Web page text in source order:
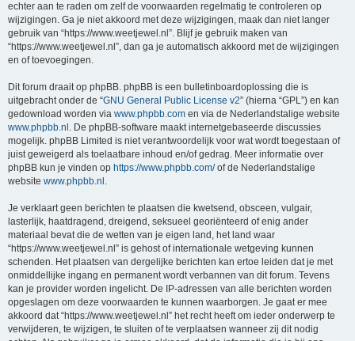
echter aan te raden om zelf de voorwaarden regelmatig te controleren op
wijzigingen. Ga je niet akkoord met deze wijzigingen, maak dan niet langer
gebruik van “https://www.weetjewel.nl”. Blijf je gebruik maken van
“https://www.weetjewel.nl”, dan ga je automatisch akkoord met de wijzigingen
en of toevoegingen.
Dit forum draait op phpBB. phpBB is een bulletinboardoplossing die is
uitgebracht onder de “GNU General Public License v2” (hierna “GPL”) en kan
gedownload worden via www.phpbb.com en via de Nederlandstalige website
www.phpbb.nl . De phpBB-software maakt internetgebaseerde discussies
mogelijk. phpBB Limited is niet verantwoordelijk voor wat wordt toegestaan of
juist geweigerd als toelaatbare inhoud en/of gedrag. Meer informatie over
phpBB kun je vinden op https://www.phpbb.com/of de Nederlandstalige
website www.phpbb.nl .
Je verklaart geen berichten te plaatsen die kwetsend, obsceen, vulgair,
lasterlijk, haatdragend, dreigend, seksueel georiënteerd of enig ander
materiaal bevat die de wetten van je eigen land, het land waar
“https://www.weetjewel.nl” is gehost of internationale wetgeving kunnen
schenden. Het plaatsen van dergelijke berichten kan ertoe leiden dat je met
onmiddellijke ingang en permanent wordt verbannen van dit forum. Tevens
kan je provider worden ingelicht. De IP-adressen van alle berichten worden
opgeslagen om deze voorwaarden te kunnen waarborgen. Je gaat er mee
akkoord dat “https://www.weetjewel.nl” het recht heeft om ieder onderwerp te
verwijderen, te wijzigen, te sluiten of te verplaatsen wanneer zij dit nodig